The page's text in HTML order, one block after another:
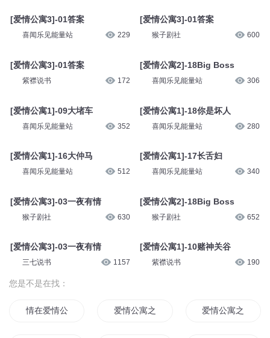
[爱情公寓3]-01答案
喜闻乐见能量站 229
[爱情公寓3]-01答案
紫襟说书 172
[爱情公寓1]-09大堵车
喜闻乐见能量站 352
[爱情公寓1]-16大仲马
喜闻乐见能量站 512
[爱情公寓3]-03一夜有情
猴子剧社 630
[爱情公寓3]-03一夜有情
三七说书 1157
[爱情公寓3]-01答案
猴子剧社 600
[爱情公寓2]-18Big Boss
喜闻乐见能量站 306
[爱情公寓1]-18你是坏人
喜闻乐见能量站 280
[爱情公寓1]-17长舌妇
喜闻乐见能量站 340
[爱情公寓2]-18Big Boss
猴子剧社 652
[爱情公寓1]-10赌神关谷
紫襟说书 190
您是不是在找：
情在爱情公寓 爱情公寓之我的爱情公寓爱情公寓之火影